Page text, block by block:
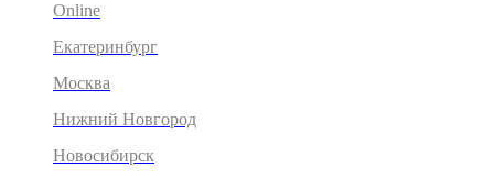
Online
Екатеринбург
Москва
Нижний Новгород
Новосибирск